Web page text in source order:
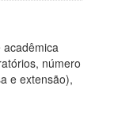
acadêmica
número
e extensão),